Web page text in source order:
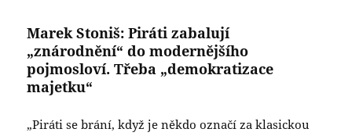
Marek Stoniš: Pirátizabalují
„znárodnění“ do modernějšího
pojmosloví. Třeba „demokratizace
majetku“
„Piráti se brání, když je někdo označí za klasickou